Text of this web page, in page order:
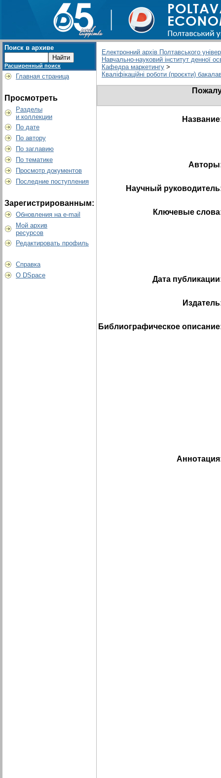
Поиск в архиве
Расширенный поиск
Главная страница
Просмотреть
Разделы
и коллекции
По дате
По автору
По заглавию
По тематике
Просмотр документов
Последние поступления
Зарегистрированным:
Обновления на e-mail
Мой архив
ресурсов
Редактировать профиль
Справка
О DSpace
Електронний архів Полтавського
Навчально-науковий інститут денної
Кафедра маркетингу >
Кваліфікаційні роботи (проєкти)
Научный
Ключевые
Дата
Библиографическое